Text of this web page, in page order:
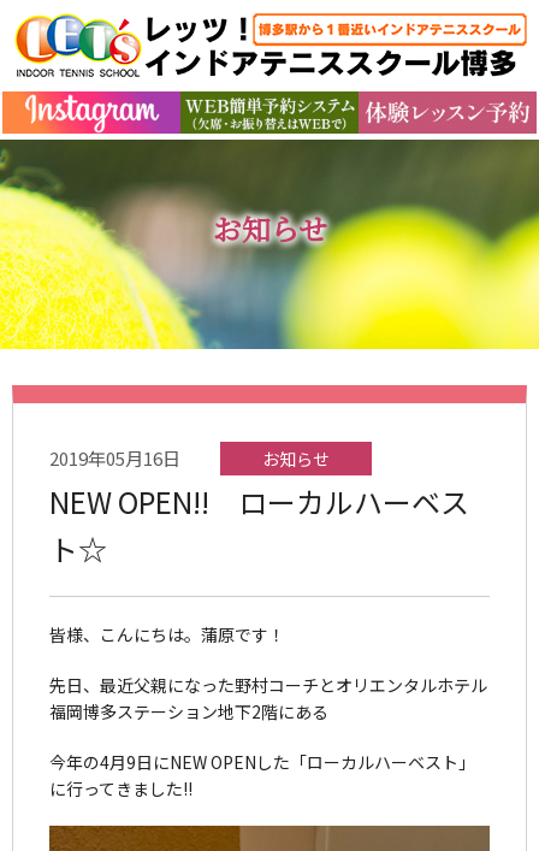
お知らせ
2019年05月16日 お知らせ
NEW OPEN!! ローカルハーベス
ト☆
皆様、こんにちは。蒲原です！
先日、最近父親になった野村コーチとオリエンタルホテル
福岡博多ステーション地下2階にある
今年の4月9日にNEW OPENした「ローカルハーベスト」
に行ってきました!!